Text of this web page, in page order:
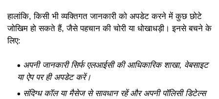
हालांकि, किसी भी व्यक्तिगत जानकारी को अपडेट करने में कुछ छोटे
जोखिम हो सकते हैं, जैसे पहचान की चोरी या धोखाधड़ी। इनसे बचने के
लिए:
अपनी जानकारी सिर्फ एलआईसी की आधिकारिक शाखा, वेबसाइट
या ऐप पर ही अपडेट करें।
संदिग्ध कॉल या मैसेज से सावधान रहें और अपनी पॉलिसी डिटेल्स